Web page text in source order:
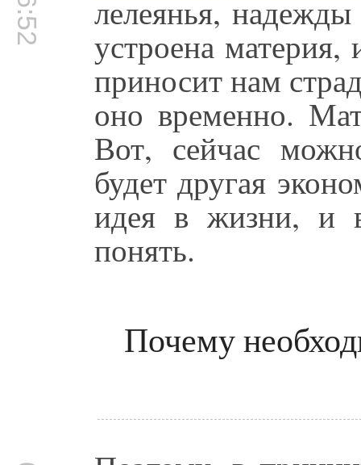
лелеянья,
устроена материя,
приносит нам
оно временно.
Вот, сейчас
будет другая
идея в жизни, и
понять.
Почему